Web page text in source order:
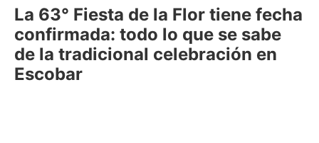
La 63° Fiesta de la Flor tiene fecha
confirmada: todo lo que se sabe
de la tradicional celebración en
Escobar